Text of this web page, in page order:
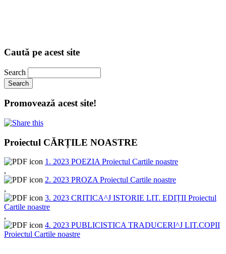
Caută pe acest site
Search
Promovează acest site!
Proiectul CĂRȚILE NOASTRE
1. 2023 POEZIA Proiectul Cartile noastre
,
2. 2023 PROZA Proiectul Cartile noastre
,
3. 2023 CRITICA^J ISTORIE LIT. EDIȚII Proiectul
Cartile noastre
,
4. 2023 PUBLICISTICA TRADUCERI^J LIT.COPII
Proiectul Cartile noastre